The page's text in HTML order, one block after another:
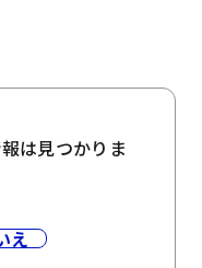
は見つかりま
え